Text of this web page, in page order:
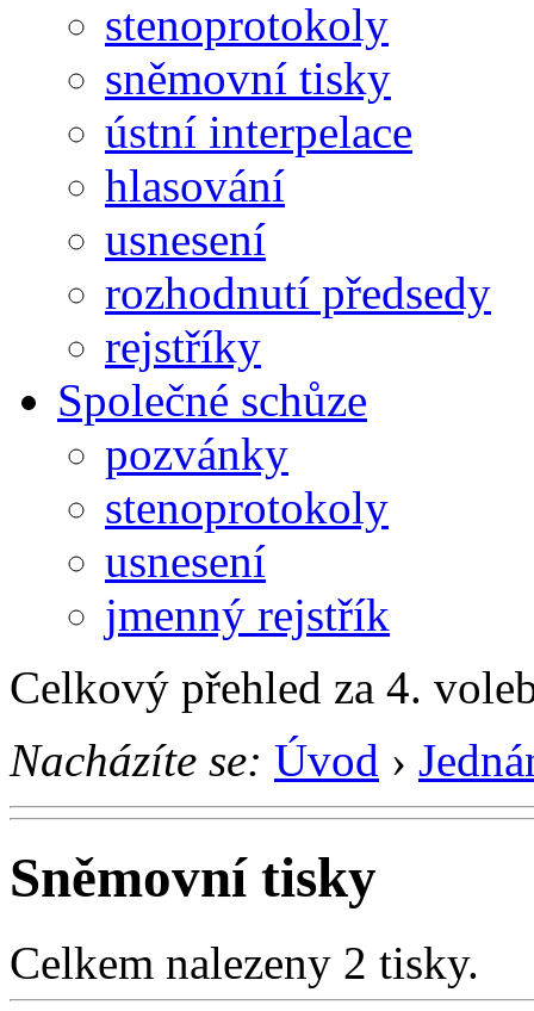
stenoprotokoly
sněmovní tisky
ústní interpelace
hlasování
usnesení
rozhodnutí předsedy
rejstříky
Společné schůze
pozvánky
stenoprotokoly
usnesení
jmenný rejstřík
Celkový přehled za 4.
Nacházíte se: Úvod ›
Sněmovní tisky
Celkem nalezeny 2 tisky.